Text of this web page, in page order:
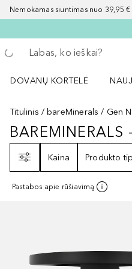
Nemokamas siuntimas nuo
Grįžk atgal
Vykdykite paiešką
DOVANŲ KORTELĖ
Titulinis
bareMinerals Gen
BAREMINERALS
Kaina
Produkto
Pastabos apie rūšiavimą
+5